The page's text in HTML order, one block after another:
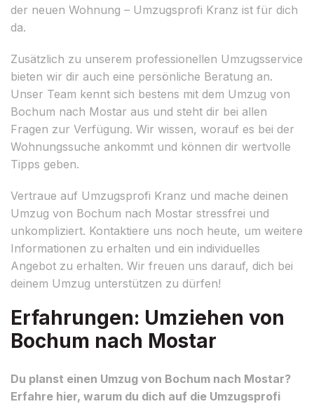
der neuen Wohnung – Umzugsprofi Kranz ist für dich
da.
Zusätzlich zu unserem professionellen Umzugsservice
bieten wir dir auch eine persönliche Beratung an.
Unser Team kennt sich bestens mit dem Umzug von
Bochum nach Mostar aus und steht dir bei allen
Fragen zur Verfügung. Wir wissen, worauf es bei der
Wohnungssuche ankommt und können dir wertvolle
Tipps geben.
Vertraue auf Umzugsprofi Kranz und mache deinen
Umzug von Bochum nach Mostar stressfrei und
unkompliziert. Kontaktiere uns noch heute, um weitere
Informationen zu erhalten und ein individuelles
Angebot zu erhalten. Wir freuen uns darauf, dich bei
deinem Umzug unterstützen zu dürfen!
Erfahrungen: Umziehen von
Bochum nach Mostar
Du planst einen Umzug von Bochum nach Mostar?
Erfahre hier, warum du dich auf die Umzugsprofi